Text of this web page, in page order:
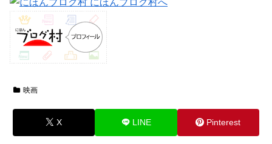
映画
X LINE Pinterest